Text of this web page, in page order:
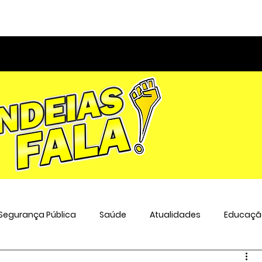
Pública Saúde Atualidades